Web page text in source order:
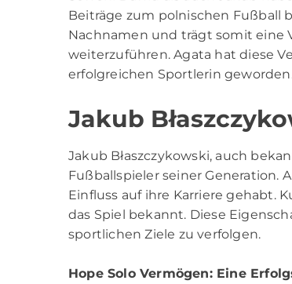
Beiträge zum polnischen Fußball
Nachnamen und trägt somit eine
weiterzuführen. Agata hat diese
erfolgreichen Sportlerin
Jakub
Jakub Błaszczykowski, auch
Fußballspieler seiner Generation.
Einfluss auf ihre Karriere gehabt.
das Spiel bekannt. Diese
sportlichen Ziele zu verfolgen.
Hope Solo Vermögen: Eine